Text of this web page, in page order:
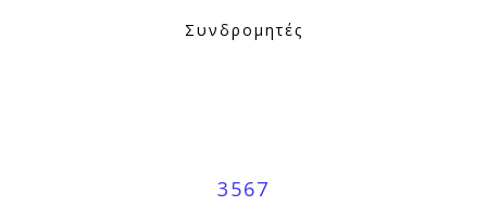
Συνδρομητές
3567